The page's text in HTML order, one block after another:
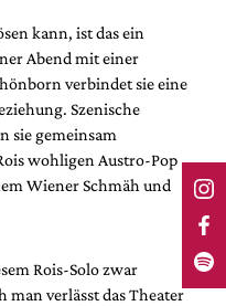
kann, ist das ein
Abend mit einer
verbindet sie eine
Szenische
sie gemeinsam
wohligen Austro-Pop
Wiener Schmäh und
Rois-Solo zwar
man verlässt das Theater